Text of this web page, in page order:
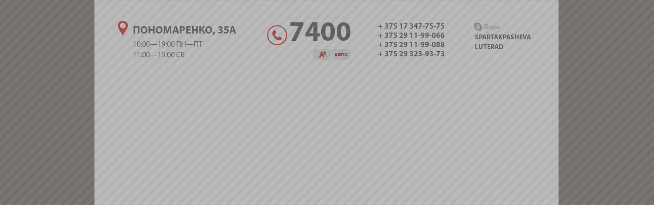
ПОНОМАРЕНКО, 35А
10:00—19:00 ПН—ПТ
11:00—15:00 СБ
7400
+ 375 17 347-75-75
+ 375 29 11-99-066
+ 375 29 11-99-088
+ 375 29 323-93-73
SPARTAKPASHEVA
LUTERAD